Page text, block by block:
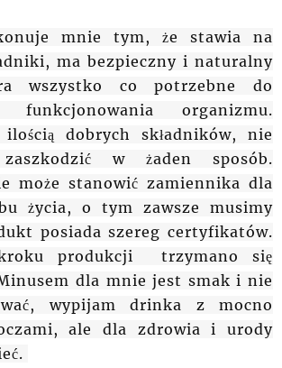
mnie tym, że stawia na
ma bezpieczny i naturalny
wszystko co potrzebne do
funkcjonowania organizmu.
dobrych składników, nie
w żaden sposób.
może stanowić zamiennika dla
życia, o tym zawsze musimy
posiada szereg certyfikatów.
produkcji trzymano się
dla mnie jest smak i nie
wypijam drinka z mocno
ale dla zdrowia i urody